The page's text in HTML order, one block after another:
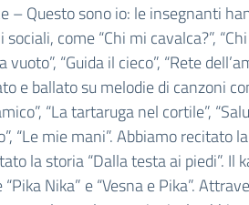
– Questo sono io: le insegnanti
sociali, come “Chi mi cavalca?”,
vuoto”, “Guida il cieco”, “Rete
e ballato su melodie di canzoni
“La tartaruga nel cortile”,
“Le mie mani”. Abbiamo recitato
la storia “Dalla testa ai piedi”.
Nika” e “Vesna e Pika”.